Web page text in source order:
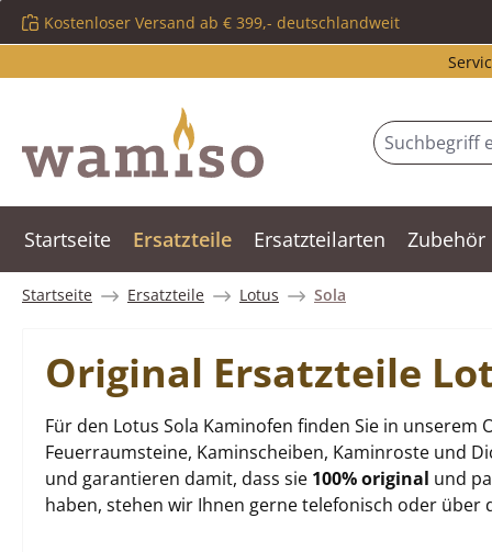
Hauptinhalt springen
Zur Suche springen
Zur Hauptnavigation springen
Kostenloser Versand ab € 399,- deutschlandweit
Startseite Ersatzteile Ersatzteilarten Zubehör
Startseite Ersatzteile Lotus Sola
Original Ersatzteile
Für den Lotus Sola Kaminofen finden Sie in
Feuerraumsteine, Kaminscheiben, Kaminroste und
und garantieren damit, dass sie 100% original und
haben, stehen wir Ihnen gerne telefonisch oder